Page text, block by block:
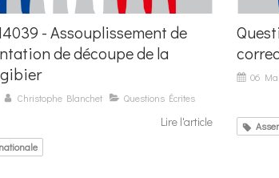
- Assouplissement de
de découpe de la
Christophe Blanchet Questions Écrites
Lire l'article
06